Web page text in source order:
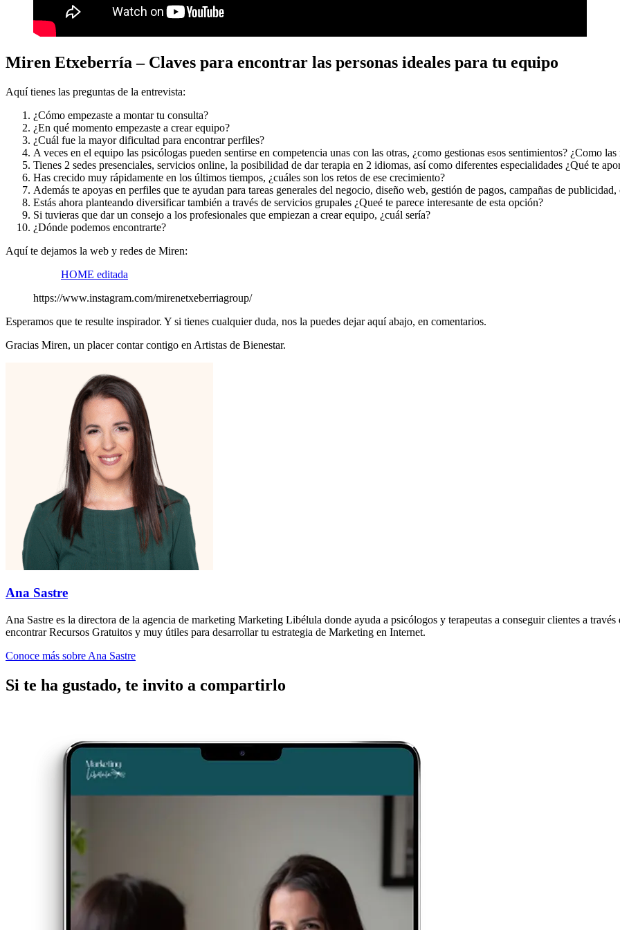
Miren Etxeberría – Claves para encontrar las personas ideales para tu equipo
Aquí tienes las preguntas de la entrevista:
¿Cómo empezaste a montar tu consulta?
¿En qué momento empezaste a crear equipo?
¿Cuál fue la mayor dificultad para encontrar perfiles?
A veces en el equipo las psicólogas pueden sentirse en competencia unas con las otras, ¿como gestionas esos sentimientos? ¿Como las
Tienes 2 sedes presenciales, servicios online, la posibilidad de dar terapia en 2 idiomas, así como diferentes especialidades ¿Qué te
Has crecido muy rápidamente en los últimos tiempos, ¿cuáles son los retos de ese crecimiento?
Además te apoyas en perfiles que te ayudan para tareas generales del negocio, diseño web, gestión de pagos, campañas de
Estás ahora planteando diversificar también a través de servicios grupales ¿Queé te parece interesante de esta opción?
Si tuvieras que dar un consejo a los profesionales que empiezan a crear equipo, ¿cuál sería?
¿Dónde podemos encontrarte?
Aquí te dejamos la web y redes de Miren:
HOME editada
https://www.instagram.com/mirenetxeberriagroup/
Esperamos que te resulte inspirador. Y si tienes cualquier duda, nos la puedes dejar aquí abajo, en comentarios.
Gracias Miren, un placer contar contigo en Artistas de Bienestar.
Ana Sastre
Ana Sastre es la directora de la agencia de marketing Marketing Libélula donde ayuda a psicólogos y terapeutas a conseguir clientes a
encontrar Recursos Gratuitos y muy útiles para desarrollar tu estrategia de Marketing en Internet.
Conoce más sobre Ana Sastre
Si te ha gustado, te invito a compartirlo